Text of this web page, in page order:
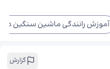
آموزش رانندگی ماشین سنگین در منطقه
گزارش